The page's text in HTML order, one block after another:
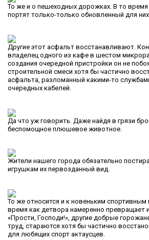
То же и о пешеходных дорожках. В то время
портят только-только обновленный для
Другие этот асфальт восстанавливают.
владелец одного из кафе в шестом
создания очередной пристройки он не
строительной смеси хотя бы частично
асфальта, разломанный какими-то
очередных кабелей.
Да что уж говорить. Даже найдя в грязи
беспомощное плюшевое животное.
Жители нашего города обязательно
игрушкам их первозданный вид.
То же относится и к новеньким
время как детвора намеренно превращает
«Прости, Господи!», другие добрые
труд, стараются хотя бы частично
для любящих спорт актаусцев.